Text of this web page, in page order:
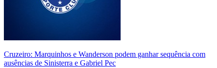
Cruzeiro: Marquinhos e Wanderson podem ganhar sequência com
ausências de Sinisterra e Gabriel Pec